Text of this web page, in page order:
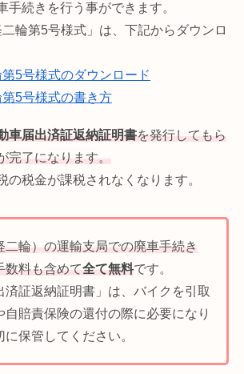
手続きを行う事ができます。
輪第5号様式」は、下記からダウンロ
5号様式のダウンロード
5号様式の書き方
車届出済証返納証明書を発行してもら
完了になります。
の税金が課税されなくなります。
二輪）の運輸支局での廃車手続き
数料も含めて全て無料です。
済証返納証明書」は、バイクを引取
自賠責保険の還付の際に必要になり
に保管してください。